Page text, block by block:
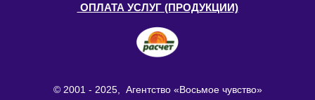
ОПЛАТА УСЛУГ (ПРОДУКЦИИ)
© 2001 - 2025, Агентство «Восьмое чувство»